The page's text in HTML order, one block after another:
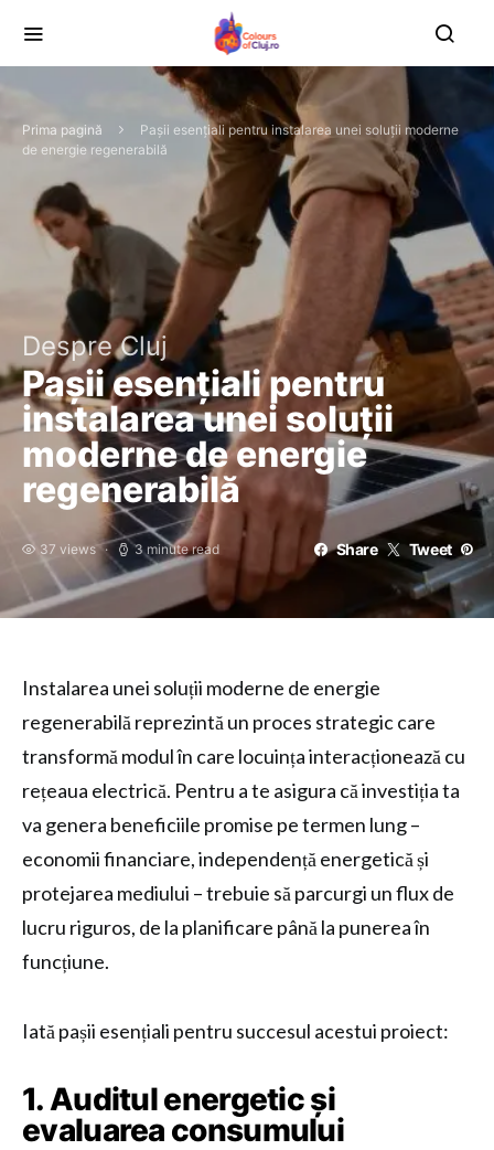
Prima pagină
Pașii esențiali pentru instalarea unei soluții moderne
de energie regenerabilă
Despre Cluj
Pașii esențiali pentru
instalarea unei soluții
moderne de energie
regenerabilă
37 views 3 minute read Share Tweet
Instalarea unei soluții moderne de energie
regenerabilă reprezintă un proces strategic care
transformă modul în care locuința interacționează cu
rețeaua electrică. Pentru a te asigura că investiția ta
va genera beneficiile promise pe termen lung –
economii financiare, independență energetică și
protejarea mediului – trebuie să parcurgi un flux de
lucru riguros, de la planificare până la punerea în
funcțiune.
Iată pașii esențiali pentru succesul acestui proiect:
1. Auditul energetic și
evaluarea consumului